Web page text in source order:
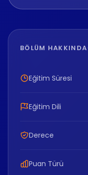
BÖLÜM HAKKINDA
Eğitim Süresi
Eğitim Dili
Derece
Puan Türü